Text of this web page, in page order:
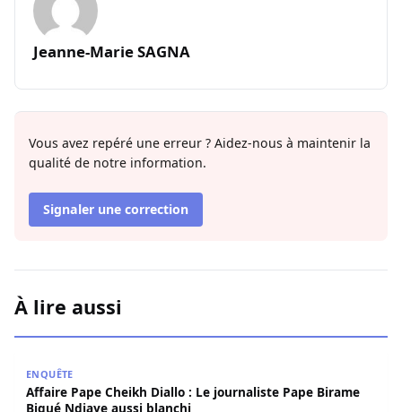
Jeanne-Marie SAGNA
Vous avez repéré une erreur ? Aidez-nous à maintenir la
qualité de notre information.
Signaler une correction
À lire aussi
ENQUÊTE
Affaire Pape Cheikh Diallo : Le journaliste Pape Birame
Bigué Ndiaye aussi blanchi